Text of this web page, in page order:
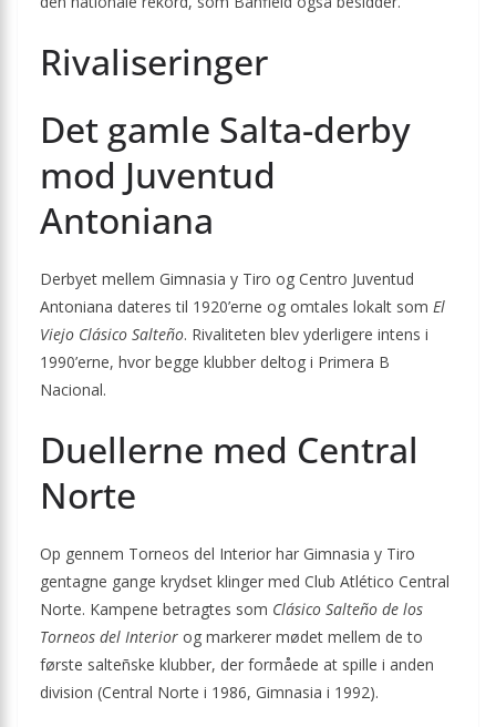
Rivaliseringer
Det gamle Salta-derby
mod Juventud
Antoniana
Derbyet mellem Gimnasia y Tiro og Centro Juventud
Antoniana dateres til 1920’erne og omtales lokalt som El
Viejo Clásico Salteño. Rivaliteten blev yderligere intens i
1990’erne, hvor begge klubber deltog i Primera B
Nacional.
Duellerne med Central
Norte
Op gennem Torneos del Interior har Gimnasia y Tiro
gentagne gange krydset klinger med Club Atlético Central
Norte. Kampene betragtes som Clásico Salteño de los
Torneos del Interior og markerer mødet mellem de to
første salteñske klubber, der formåede at spille i anden
division (Central Norte i 1986, Gimnasia i 1992).